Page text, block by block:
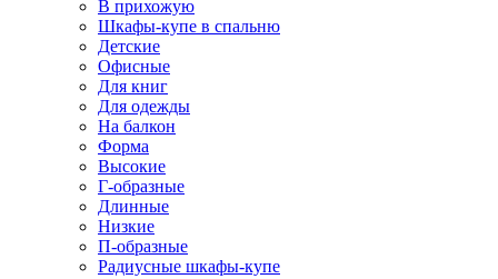
В прихожую
Шкафы-купе в спальню
Детские
Офисные
Для книг
Для одежды
На балкон
Форма
Высокие
Г-образные
Длинные
Низкие
П-образные
Радиусные шкафы-купе